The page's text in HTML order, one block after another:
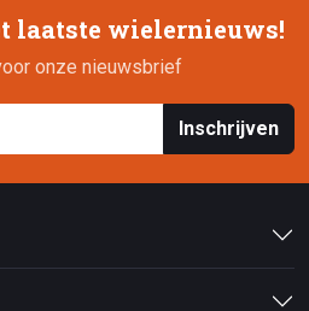
laatste wielernieuws!
onze nieuwsbrief
Inschrijven